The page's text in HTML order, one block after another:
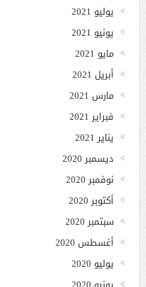
يوليو 2021
يونيو 2021
مايو 2021
أبريل 2021
مارس 2021
فبراير 2021
يناير 2021
ديسمبر 2020
نوفمبر 2020
أكتوبر 2020
سبتمبر 2020
أغسطس 2020
يوليو 2020